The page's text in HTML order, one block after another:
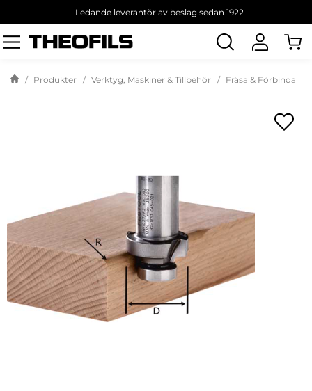
Ledande leverantör av beslag sedan 1922
Sök
produkt
Produkter Verktyg, Maskiner & Tillbehör Fräsa & Förbinda